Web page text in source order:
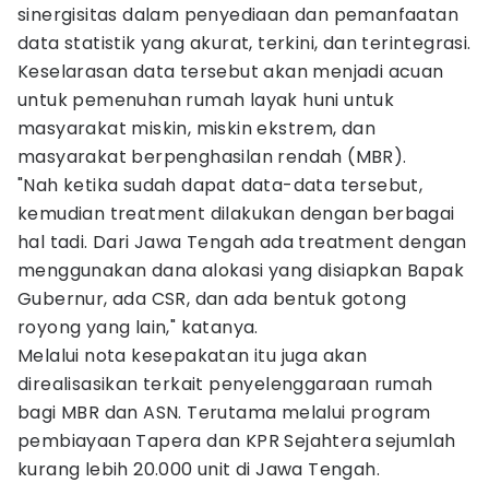
sinergisitas dalam penyediaan dan pemanfaatan
data statistik yang akurat, terkini, dan terintegrasi.
Keselarasan data tersebut akan menjadi acuan
untuk pemenuhan rumah layak huni untuk
masyarakat miskin, miskin ekstrem, dan
masyarakat berpenghasilan rendah (MBR).
"Nah ketika sudah dapat data-data tersebut,
kemudian treatment dilakukan dengan berbagai
hal tadi. Dari Jawa Tengah ada treatment dengan
menggunakan dana alokasi yang disiapkan Bapak
Gubernur, ada CSR, dan ada bentuk gotong
royong yang lain," katanya.
Melalui nota kesepakatan itu juga akan
direalisasikan terkait penyelenggaraan rumah
bagi MBR dan ASN. Terutama melalui program
pembiayaan Tapera dan KPR Sejahtera sejumlah
kurang lebih 20.000 unit di Jawa Tengah.